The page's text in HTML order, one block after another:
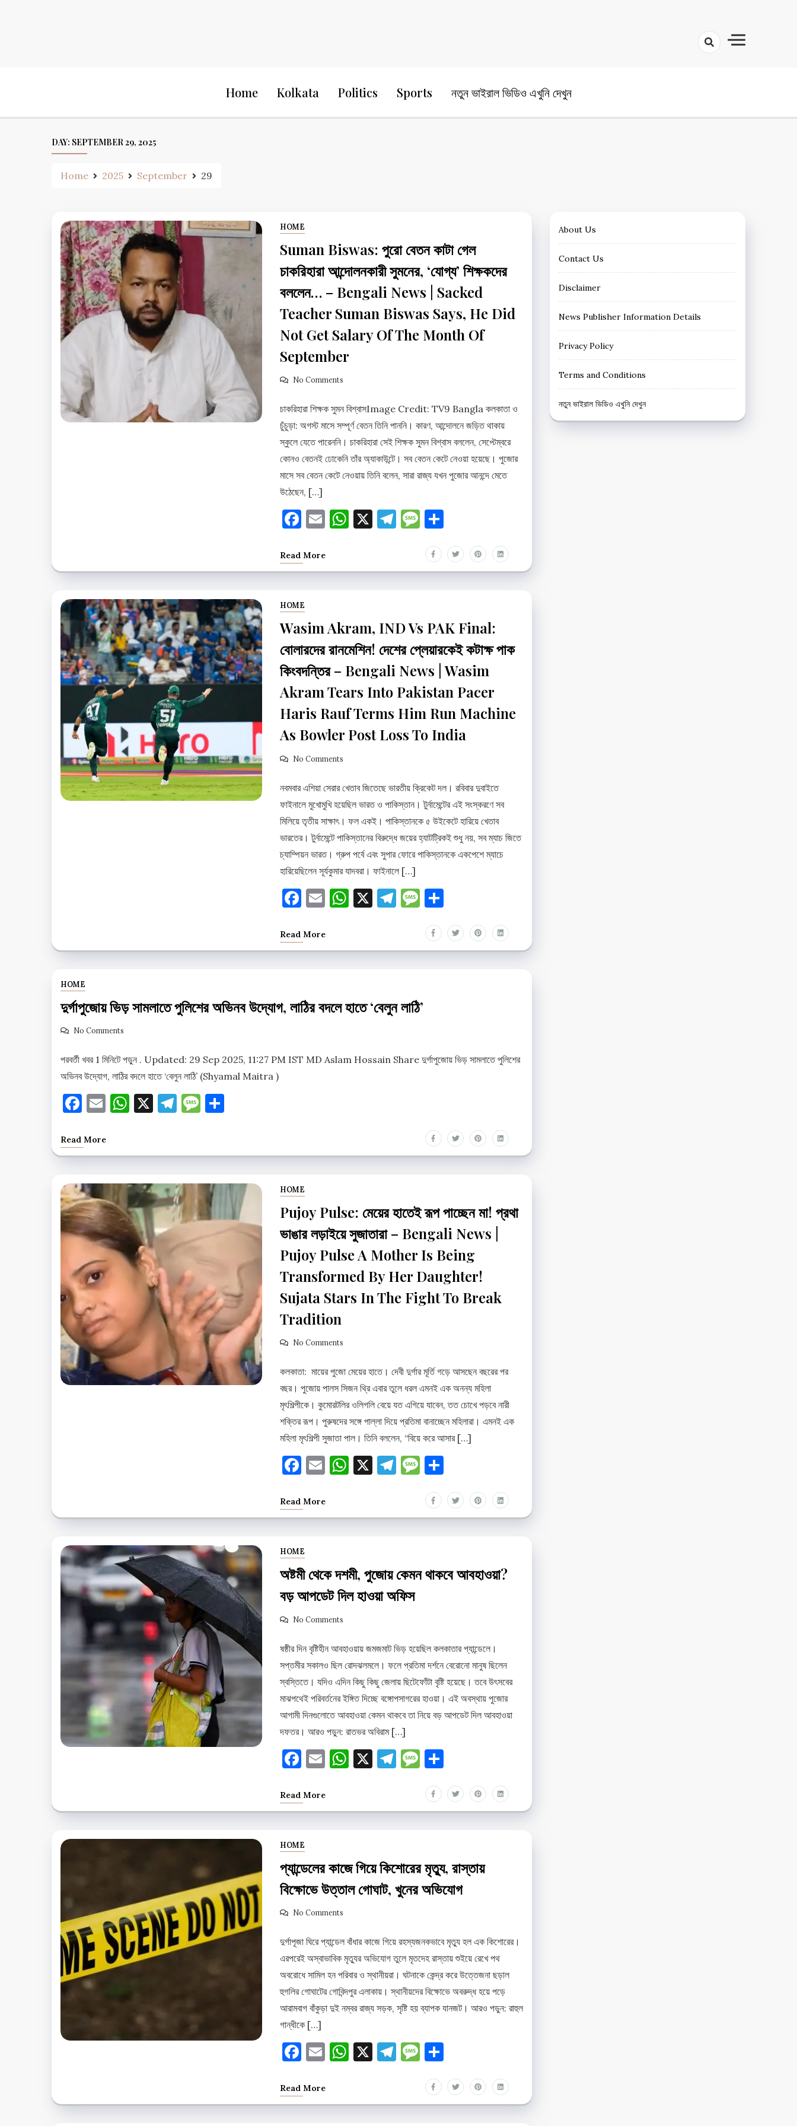
Home Kolkata Politics Sports নতুন ভাইরাল ভিডিও এখুনি দেখুন
DAY: SEPTEMBER 29, 2025
Home 2025 September 29
HOME
Suman Biswas: পুরো বেতন কাটা গেল
চাকরিহারা আন্দোলনকারী সুমনের, ‘যোগ্য’ শিক্ষকদের
বললেন… – Bengali News | Sacked
Teacher Suman Biswas Says, He Did
Not Get Salary Of The Month Of
September
No Comments
চাকরিহারা শিক্ষক সুমন বিশ্বাসImage Credit: TV9 Bangla কলকাতা ও
চুঁচুড়া: অগস্ট মাসে সম্পূর্ণ বেতন তিনি পাননি। কারণ, আন্দোলনে জড়িত থাকায়
স্কুলে যেতে পারেননি। চাকরিহারা সেই শিক্ষক সুমন বিশ্বাস বললেন, সেপ্টেম্বরে
কোনও বেতনই ঢোকেনি তাঁর অ্যাকাউন্টে। সব বেতন কেটে নেওয়া হয়েছে। পুজোর
মাসে সব বেতন কেটে নেওয়ায় তিনি বলেন, সারা রাজ্য যখন পুজোর আনন্দে মেতে
উঠেছেন, […]
Facebook
EmailWhatsApp
X Telegram
Message
Read More
HOME
Wasim Akram, IND Vs PAK Final:
বোলারদের রানমেশিন! দেশের প্লেয়ারকেই কটাক্ষ পাক
কিংবদন্তির – Bengali News | Wasim
Akram Tears Into Pakistan Pacer
Haris Rauf Terms Him Run Machine
As Bowler Post Loss To India
No Comments
নবমবার এশিয়া সেরার খেতাব জিতেছে ভারতীয় ক্রিকেট দল। রবিবার দুবাইতে
ফাইনালে মুখোমুখি হয়েছিল ভারত ও পাকিস্তান। টুর্নামেন্টের এই সংস্করণে সব
মিলিয়ে তৃতীয় সাক্ষাৎ। ফল একই। পাকিস্তানকে ৫ উইকেটে হারিয়ে খেতাব
ভারতের। টুর্নামেন্টে পাকিস্তানের বিরুদ্ধে জয়ের হ্যাটট্রিকই শুধু নয়, সব ম্যাচ জিতে
চ্যাম্পিয়ন ভারত। গ্রুপ পর্বে এবং সুপার ফোরে পাকিস্তানকে একপেশে ম্যাচে
হারিয়েছিলেন সূর্যকুমার যাদবরা। ফাইনালে […]
Facebook
EmailWhatsApp
X Telegram
Message
Read More
HOME
দুর্গাপুজোয় ভিড় সামলাতে পুলিশের অভিনব উদ্যোগ, লাঠির বদলে হাতে ‘বেলুন লাঠি’
No Comments
পরবর্তী খবর 1 মিনিটে পড়ুন . Updated: 29 Sep 2025, 11:27 PM IST MD Aslam Hossain Share দুর্গাপুজোয় ভিড় সামলাতে পুলিশের
অভিনব উদ্যোগ, লাঠির বদলে হাতে ‘বেলুন লাঠি’ (Shyamal Maitra )
Facebook
EmailWhatsApp
X Telegram
Message
Read More
HOME
Pujoy Pulse: মেয়ের হাতেই রূপ পাচ্ছেন মা! প্রথা
ভাঙার লড়াইয়ে সুজাতারা – Bengali News |
Pujoy Pulse A Mother Is Being
Transformed By Her Daughter!
Sujata Stars In The Fight To Break
Tradition
No Comments
কলকাতা: মায়ের পুজো মেয়ের হাতে। দেবী দুর্গার মূর্তি গড়ে আসছেন বছরের পর
বছর। পুজোয় পালস সিজন থ্রি এবার তুলে ধরল এমনই এক অনন্য মহিলা
মৃৎশিল্পীকে। কুমোরটলির ওলিগলি বেয়ে যত এগিয়ে যাবেন, তত চোখে পড়বে নারী
শক্তির রূপ। পুরুষদের সঙ্গে পাল্লা দিয়ে প্রতিমা বানাচ্ছেন মহিলারা। এমনই এক
মহিলা মৃৎশিল্পী সুজাতা পাল। তিনি বললেন, “বিয়ে করে আসার […]
Facebook
EmailWhatsApp
X Telegram
Message
Read More
HOME
অষ্টমী থেকে দশমী, পুজোয় কেমন থাকবে আবহাওয়া?
বড় আপডেট দিল হাওয়া অফিস
No Comments
ষষ্ঠীর দিন বৃষ্টিহীন আবহাওয়ায় জমজমাট ভিড় হয়েছিল কলকাতার প্যান্ডেলে।
সপ্তমীর সকালও ছিল রোদঝলমলে। ফলে প্রতিমা দর্শনে বেরোনো মানুষ ছিলেন
স্বস্তিতে। যদিও এদিন কিছু কিছু জেলায় ছিটেফোঁটা বৃষ্টি হয়েছে। তবে উৎসবের
মাঝপথেই পরিবর্তনের ইঙ্গিত দিচ্ছে বঙ্গোপসাগরের হাওয়া। এই অবস্থায় পুজোর
আগামী দিনগুলোতে আবহাওয়া কেমন থাকবে তা নিয়ে বড় আপডেট দিল আবহাওয়া
দফতর। আরও পড়ুন: রাতভর অবিরাম […]
Facebook
EmailWhatsApp
X Telegram
Message
Read More
HOME
প্যান্ডেলের কাজে গিয়ে কিশোরের মৃত্যু, রাস্তায়
বিক্ষোভে উত্তাল গোঘাট, খুনের অভিযোগ
No Comments
দুর্গাপূজা ঘিরে প্যান্ডেল বাঁধার কাজে গিয়ে রহস্যজনকভাবে মৃত্যু হল এক কিশোরের।
এরপরেই অস্বাভাবিক মৃত্যুর অভিযোগ তুলে মৃতদেহ রাস্তায় শুইয়ে রেখে পথ
অবরোধে সামিল হন পরিবার ও স্থানীয়রা। ঘটনাকে কেন্দ্র করে উত্তেজনা ছড়াল
হুগলির গোঘাটের গোবিন্দপুর এলাকায়। স্থানীয়দের বিক্ষোভে অবরুদ্ধ হয়ে পড়ে
আরামবাগ বাঁকুড়া দুই নম্বর রাজ্য সড়ক, সৃষ্টি হয় ব্যাপক যানজট। আরও পড়ুন: রাহুল
গান্ধীকে […]
Facebook
EmailWhatsApp
X Telegram
Message
Read More
About Us
Contact Us
Disclaimer
News Publisher Information Details
Privacy Policy
Terms and Conditions
নতুন ভাইরাল ভিডিও এখুনি দেখুন